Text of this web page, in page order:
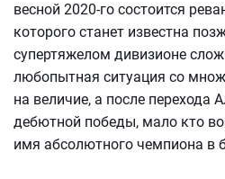
весной 2020-го состоится
которого станет известна
супертяжелом дивизионе
любопытная ситуация со
на величие, а после перехода
дебютной победы, мало кто
имя абсолютного чемпиона в